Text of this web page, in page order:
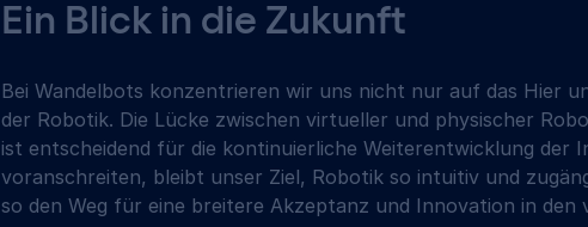
Ein Blick in die Zukunft
Bei Wandelbots konzentrieren wir uns nicht nur auf das Hier
der Robotik. Die Lücke zwischen virtueller und physischer
ist entscheidend für die kontinuierliche Weiterentwicklung der
voranschreiten, bleibt unser Ziel, Robotik so intuitiv und
so den Weg für eine breitere Akzeptanz und Innovation in den